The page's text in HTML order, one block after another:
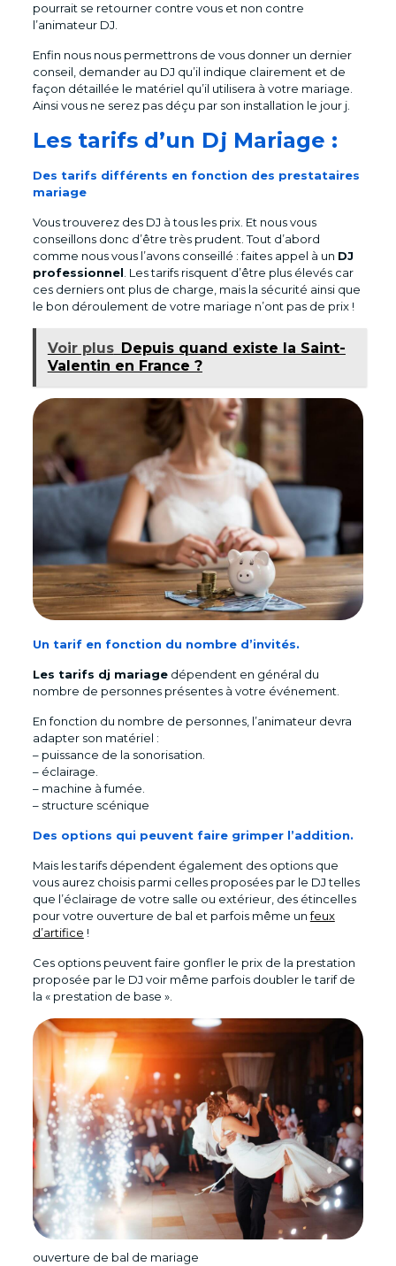
pourrait se retourner contre vous et non contre
l’animateur DJ.
Enfin nous nous permettrons de vous donner un dernier
conseil, demander au DJ qu’il indique clairement et de
façon détaillée le matériel qu’il utilisera à votre mariage.
Ainsi vous ne serez pas déçu par son installation le jour j.
Les tarifs d’un Dj Mariage :
Des tarifs différents en fonction des prestataires
mariage
Vous trouverez des DJ à tous les prix. Et nous vous
conseillons donc d’être très prudent. Tout d’abord
comme nous vous l’avons conseillé : faites appel à un DJ
professionnel. Les tarifs risquent d’être plus élevés car
ces derniers ont plus de charge, mais la sécurité ainsi que
le bon déroulement de votre mariage n’ont pas de prix !
Voir plus Depuis quand existe la Saint-
Valentin en France ?
Un tarif en fonction du nombre d’invités.
Les tarifs dj mariagedépendent en général du
nombre de personnes présentes à votre événement.
En fonction du nombre de personnes, l’animateur devra
adapter son matériel :
– puissance de la sonorisation.
– éclairage.
– machine à fumée.
– structure scénique
Des options qui peuvent faire grimper l’addition.
Mais les tarifs dépendent également des options que
vous aurez choisis parmi celles proposées par le DJ telles
que l’éclairage de votre salle ou extérieur, des étincelles
pour votre ouverture de bal et parfois même unfeux
d’artifice !
Ces options peuvent faire gonfler le prix de la prestation
proposée par le DJ voir même parfois doubler le tarif de
la « prestation de base ».
ouverture de bal de mariage